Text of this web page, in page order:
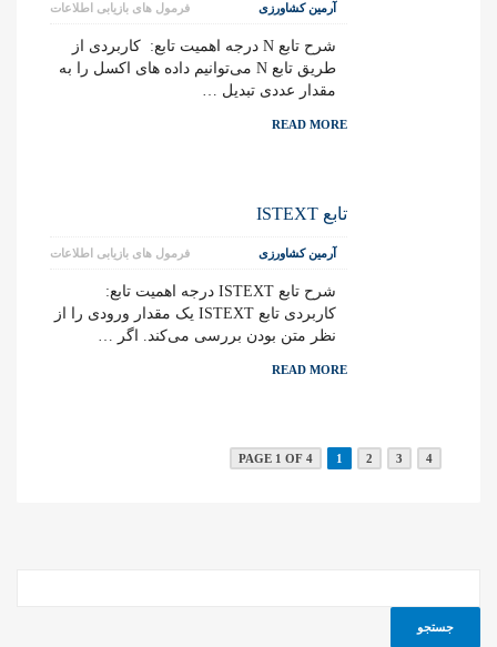
فرمول های بازیابی اطلاعات آرمین کشاورزی
شرح تابع N درجه اهمیت تابع: کاربردی از
طریق تابع N می‌توانیم داده های اکسل را به
مقدار عددی تبدیل …
READ MORE
تابع ISTEXT
فرمول های بازیابی اطلاعات آرمین کشاورزی
شرح تابع ISTEXT درجه اهمیت تابع:
کاربردی تابع ISTEXT یک مقدار ورودی را از
نظر متن بودن بررسی می‌کند. اگر …
READ MORE
PAGE 1 OF 4 1 2 3 4